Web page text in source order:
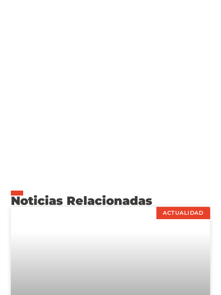
Noticias Relacionadas
ACTUALIDAD